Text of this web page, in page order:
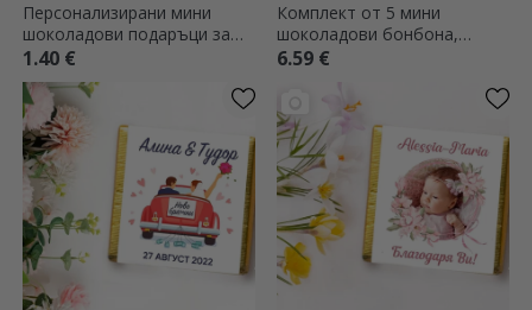
Персонализирани мини
шоколадови подаръци за
кръщене - Животни
1.40 €
Комплект от 5 мини
шоколадови бонбона,
персонализирани с
шаферките
6.59 €